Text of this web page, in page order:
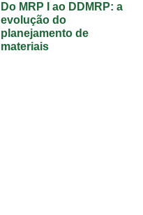
Do MRP I ao DDMRP: a
evolução do
planejamento de
materiais